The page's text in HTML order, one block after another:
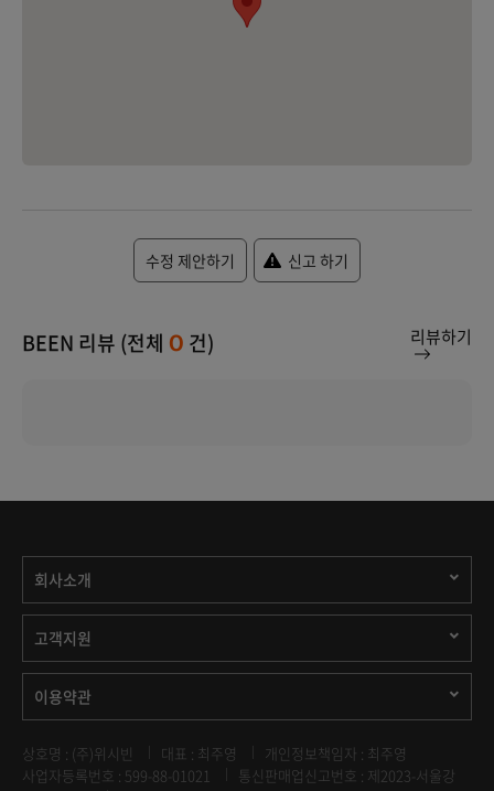
수정 제안하기 신고 하기
BEEN 리뷰 (전체 0 건) 리뷰하기
회사소개
고객지원
이용약관
상호명 : (주)위시빈 대표 : 최주영
개인정보책임자 : 최주영
사업자등록번호 : 599-88-01021
통신판매업신고번호 : 제2023-서울강